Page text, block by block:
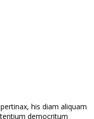
his diam aliquam
democritum